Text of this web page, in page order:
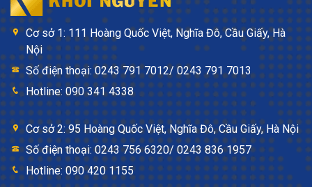
Cơ sở 1: 111 Hoàng Quốc Việt, Nghĩa Đô, Cầu Giấy, Hà
Nội
Số điện thoại: 0243 791 7012/ 0243 791 7013
Hotline: 090 341 4338
Cơ sở 2: 95 Hoàng Quốc Việt, Nghĩa Đô, Cầu Giấy, Hà Nội
Số điện thoại: 0243 756 6320/ 0243 836 1957
Hotline: 090 420 1155